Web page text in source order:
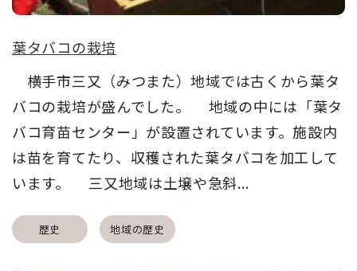
葉タバコの栽培
横手市三又（みつまた）地域では古くから葉タ
バコの栽培が盛んでした。 地域の中には「葉タ
バコ育苗センター」が設置されています。施設内
は苗を育てたり、収穫された葉タバコを加工して
います。 三又地域は土壌や急斜...
歴史 地域の歴史